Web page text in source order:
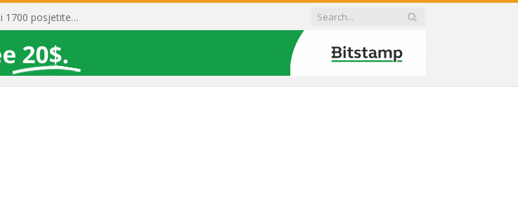
Toni Milun postao “milijarder”! Vrhunska predavanja i 1700 posjetitelja obilježili su mjesec financijske pismenosti